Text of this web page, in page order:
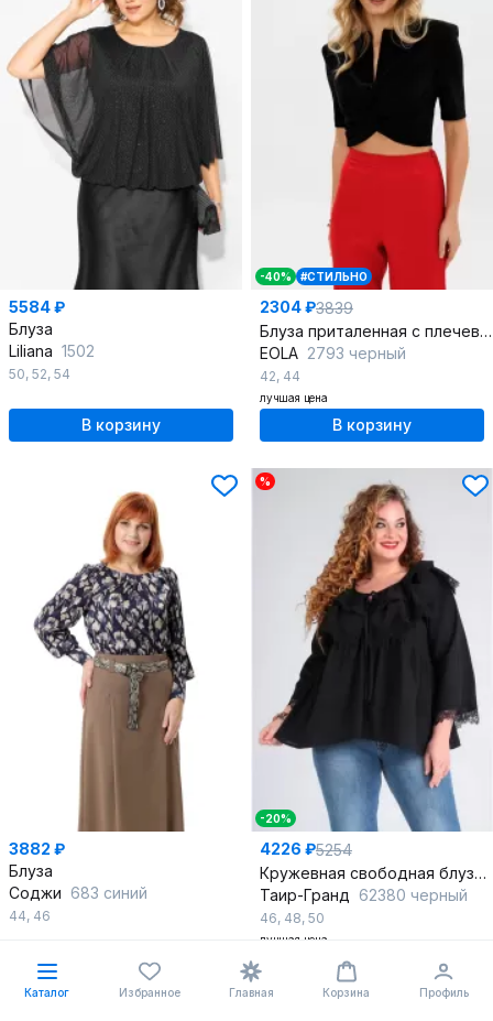
5584 ₽
Блуза
Liliana 1502
50, 52, 54
В корзину
-40% #СТИЛЬНО
2304 ₽3839
Блуза приталенная с плечевыми накладками, на подкладке
EOLA 2793 черный
42, 44
лучшая цена
В корзину
3882 ₽
Блуза
Соджи 683 синий
44, 46
В корзину
%
-20%
4226 ₽5254
Кружевная свободная блуза с расклешенными рукавами
Таир-Гранд 62380 черный
46, 48, 50
лучшая цена
В корзину
Каталог Избранное Главная Корзина Профиль